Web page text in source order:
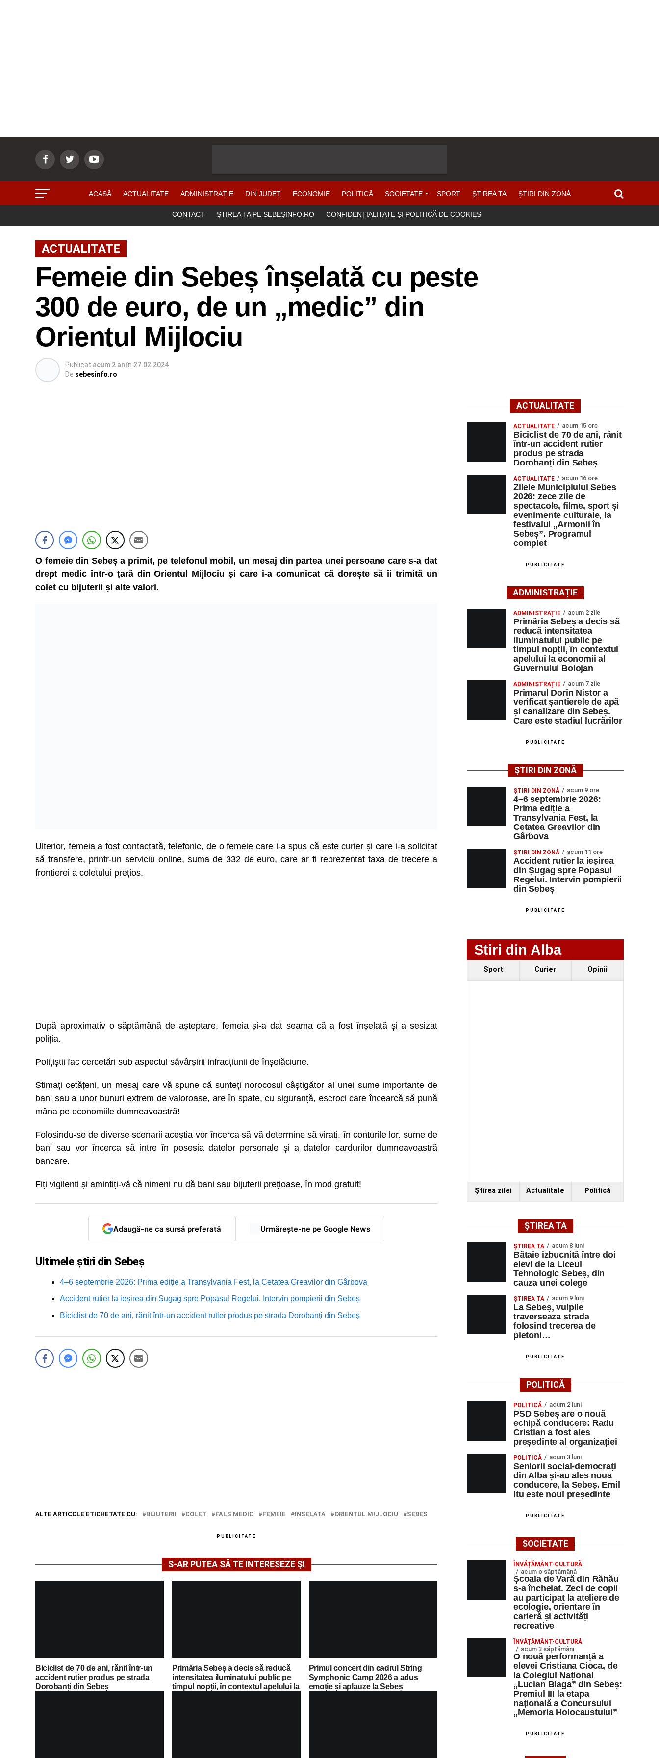
ACASĂ ACTUALITATE ADMINISTRAȚIE DIN JUDEȚ ECONOMIE POLITICĂ SOCIETATE SPORT ŞTIREA TA ȘTIRI DIN ZONĂ
CONTACT ȘTIREA TA PE SEBEȘINFO.RO CONFIDENȚIALITATE ȘI POLITICĂ DE COOKIES
ACTUALITATE
Femeie din Sebeș înșelată cu peste
300 de euro, de un „medic” din
Orientul Mijlociu
Publicat acum 2 aniîn 27.02.2024
De sebesinfo.ro
O femeie din Sebeș a primit, pe telefonul mobil, un mesaj din partea unei persoane care s-a dat
drept medic într-o țară din Orientul Mijlociu și care i-a comunicat că dorește să îi trimită un
colet cu bijuterii și alte valori.
Ulterior, femeia a fost contactată, telefonic, de o femeie care i-a spus că este curier și care i-a solicitat
să transfere, printr-un serviciu online, suma de 332 de euro, care ar fi reprezentat taxa de trecere a
frontierei a coletului prețios.
După aproximativ o săptămână de așteptare, femeia și-a dat seama că a fost înșelată și a sesizat
poliția.
Polițiștii fac cercetări sub aspectul săvârșirii infracțiunii de înșelăciune.
Stimați cetățeni, un mesaj care vă spune că sunteți norocosul câștigător al unei sume importante de
bani sau a unor bunuri extrem de valoroase, are în spate, cu siguranță, escroci care încearcă să pună
mâna pe economiile dumneavoastră!
Folosindu-se de diverse scenarii aceștia vor încerca să vă determine să virați, în conturile lor, sume de
bani sau vor încerca să intre în posesia datelor personale și a datelor cardurilor dumneavoastră
bancare.
Fiți vigilenți și amintiți-vă că nimeni nu dă bani sau bijuterii prețioase, în mod gratuit!
Adaugă-ne ca sursă preferată Urmărește-ne pe Google News
Ultimele știri din Sebeș
4–6 septembrie 2026: Prima ediție a Transylvania Fest, la Cetatea Greavilor din Gârbova
Accident rutier la ieșirea din Șugag spre Popasul Regelui. Intervin pompierii din Sebeș
Biciclist de 70 de ani, rănit într-un accident rutier produs pe strada Dorobanți din Sebeș
ALTE ARTICOLE ETICHETATE CU: BIJUTERII COLET FALS MEDIC FEMEIE INSELATA ORIENTUL MIJLOCIU SEBES
PUBLICITATE
S-AR PUTEA SĂ TE INTERESEZE ȘI
Biciclist de 70 de ani, rănit într-un
accident rutier produs pe strada
Dorobanți din Sebeș
Primăria Sebeș a decis să reducă
intensitatea iluminatului public pe
timpul nopții, în contextul apelului la
Primul concert din cadrul String
Symphonic Camp 2026 a adus
emoție și aplauze la Sebeș
ACTUALITATE
ACTUALITATE acum 15 ore
Biciclist de 70 de ani, rănit
într-un accident rutier
produs pe strada
Dorobanți din Sebeș
ACTUALITATE acum 16 ore
Zilele Municipiului Sebeș
2026: zece zile de
spectacole, filme, sport și
evenimente culturale, la
festivalul „Armonii în
Sebeș”. Programul
complet
PUBLICITATE
ADMINISTRAȚIE
ADMINISTRAȚIE acum 2 zile
Primăria Sebeș a decis să
reducă intensitatea
iluminatului public pe
timpul nopții, în contextul
apelului la economii al
Guvernului Bolojan
ADMINISTRAȚIE acum 7 zile
Primarul Dorin Nistor a
verificat șantierele de apă
și canalizare din Sebeș.
Care este stadiul lucrărilor
PUBLICITATE
ȘTIRI DIN ZONĂ
ȘTIRI DIN ZONĂ acum 9 ore
4–6 septembrie 2026:
Prima ediție a
Transylvania Fest, la
Cetatea Greavilor din
Gârbova
ȘTIRI DIN ZONĂ acum 11 ore
Accident rutier la ieșirea
din Șugag spre Popasul
Regelui. Intervin pompierii
din Sebeș
PUBLICITATE
Stiri din Alba
Sport Curier Opinii
Ştirea zilei Actualitate Politică
ȘTIREA TA
ŞTIREA TA acum 8 luni
Bătaie izbucnită între doi
elevi de la Liceul
Tehnologic Sebeș, din
cauza unei colege
ŞTIREA TA acum 9 luni
La Sebeș, vulpile
traverseaza strada
folosind trecerea de
pietoni…
PUBLICITATE
POLITICĂ
POLITICĂ acum 2 luni
PSD Sebeș are o nouă
echipă conducere: Radu
Cristian a fost ales
președinte al organizației
POLITICĂ acum 3 luni
Seniorii social-democrați
din Alba și-au ales noua
conducere, la Sebeș. Emil
Itu este noul președinte
PUBLICITATE
SOCIETATE
ÎNVĂȚĂMÂNT-CULTURĂ
acum o săptămână
Școala de Vară din Răhău
s-a încheiat. Zeci de copii
au participat la ateliere de
ecologie, orientare în
carieră și activități
recreative
ÎNVĂȚĂMÂNT-CULTURĂ
acum 3 săptămâni
O nouă performanță a
elevei Cristiana Cioca, de
la Colegiul Național
„Lucian Blaga” din Sebeș:
Premiul III la etapa
națională a Concursului
„Memoria Holocaustului”
PUBLICITATE